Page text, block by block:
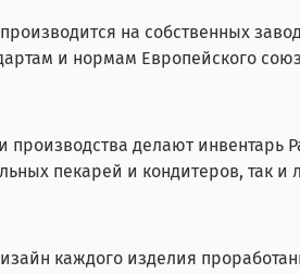
на собственных
и нормам Европейского
производства делают инвентарь
пекарей и кондитеров, так и
каждого изделия